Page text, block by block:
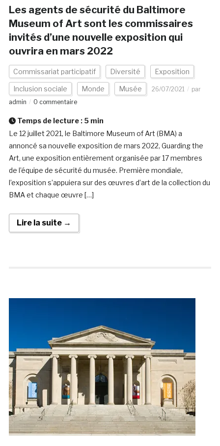
Les agents de sécurité du Baltimore
Museum of Art sont les commissaires
invités d’une nouvelle exposition qui
ouvrira en mars 2022
Commissariat participatif Diversité Exposition
Inclusion sociale Monde Musée 26/07/2021
par
admin
0 commentaire
Temps de lecture : 5 min
Le 12 juillet 2021, le Baltimore Museum of Art (BMA) a
annoncé sa nouvelle exposition de mars 2022, Guarding the
Art, une exposition entièrement organisée par 17 membres
de l’équipe de sécurité du musée. Première mondiale,
l’exposition s’appuiera sur des œuvres d’art de la collection du
BMA et chaque œuvre […]
Lire la suite →